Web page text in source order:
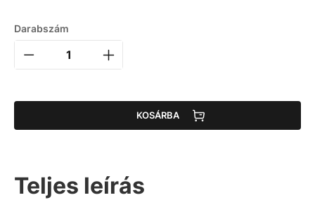
Darabszám
KOSÁRBA
Teljes leírás